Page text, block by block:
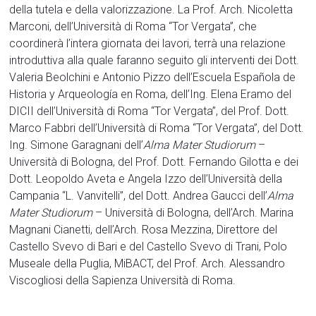
della tutela e della valorizzazione. La Prof. Arch. Nicoletta
Marconi, dell’Università di Roma “Tor Vergata”, che
coordinerà l’intera giornata dei lavori, terrà una relazione
introduttiva alla quale faranno seguito gli interventi dei Dott.
Valeria Beolchini e Antonio Pizzo dell’Escuela Española de
Historia y Arqueología en Roma, dell’Ing. Elena Eramo del
DICII dell’Università di Roma “Tor Vergata”, del Prof. Dott.
Marco Fabbri dell’Università di Roma “Tor Vergata”, del Dott.
Ing. Simone Garagnani dell’Alma Mater Studiorum –
Università di Bologna, del Prof. Dott. Fernando Gilotta e dei
Dott. Leopoldo Aveta e Angela Izzo dell’Università della
Campania “L. Vanvitelli”, del Dott. Andrea Gaucci dell’Alma
Mater Studiorum– Università di Bologna, dell’Arch. Marina
Magnani Cianetti, dell’Arch. Rosa Mezzina, Direttore del
Castello Svevo di Bari e del Castello Svevo di Trani, Polo
Museale della Puglia, MiBACT, del Prof. Arch. Alessandro
Viscogliosi della Sapienza Università di Roma.